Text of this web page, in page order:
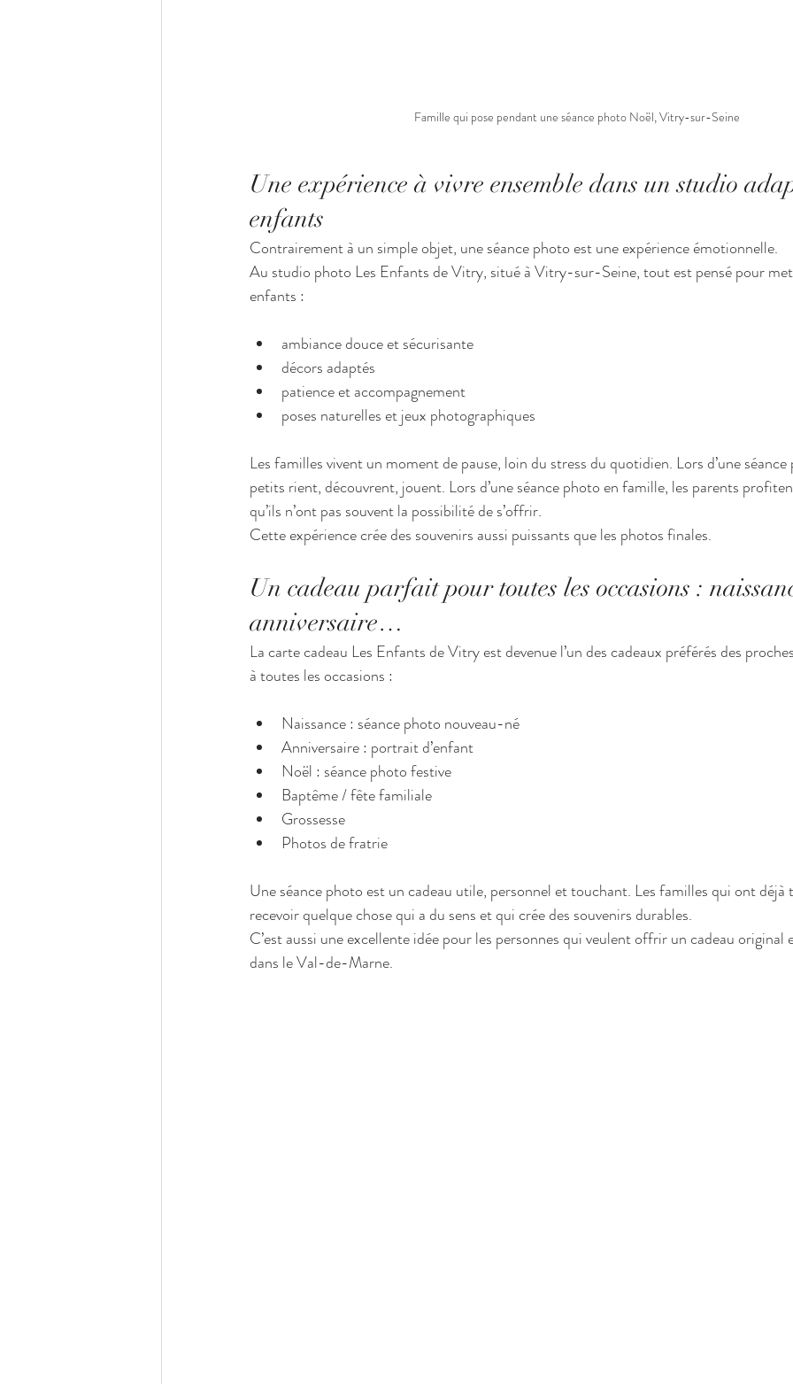
Famille qui pose pendant une séance photo Noël, Vitry-sur-Seine
Une expérience à vivre ensemble dans un studio
enfants
Contrairement à un simple objet, une séance photo est une expérience émotionnelle.
Au studio photo Les Enfants de Vitry, situé à Vitry-sur-Seine, tout est pensé pour
enfants :
ambiance douce et sécurisante
décors adaptés
patience et accompagnement
poses naturelles et jeux photographiques
Les familles vivent un moment de pause, loin du stress du quotidien. Lors d’une
petits rient, découvrent, jouent. Lors d’une séance photo en famille, les parents
qu’ils n’ont pas souvent la possibilité de s’offrir.
Cette expérience crée des souvenirs aussi puissants que les photos finales.
Un cadeau parfait pour toutes les occasions :
anniversaire…
La carte cadeau Les Enfants de Vitry est devenue l’un des cadeaux préférés des
à toutes les occasions :
Naissance : séance photo nouveau-né
Anniversaire : portrait d’enfant
Noël : séance photo festive
Baptême / fête familiale
Grossesse
Photos de fratrie
Une séance photo est un cadeau utile, personnel et touchant. Les familles qui ont
recevoir quelque chose qui a du sens et qui crée des souvenirs durables.
C’est aussi une excellente idée pour les personnes qui veulent offrir un cadeau original
dans le Val-de-Marne.